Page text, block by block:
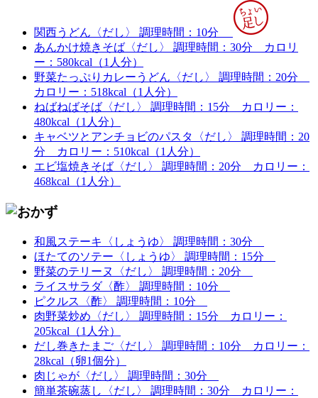
関西うどん〈だし〉
調理時間：10分
あんかけ焼きそば〈だし〉
調理時間：30分
カロリ
ー：580kcal（1人分）
野菜たっぷりカレーうどん〈だし〉
調理時間：20分
カロリー：518kcal（1人分）
ねばねばそば〈だし〉
調理時間：15分
カロリー：
480kcal（1人分）
キャベツとアンチョビのパスタ〈だし〉
調理時間：20
分
カロリー：510kcal（1人分）
エビ塩焼きそば〈だし〉
調理時間：20分
カロリー：
468kcal（1人分）
和風ステーキ〈しょうゆ〉
調理時間：30分
ほたてのソテー〈しょうゆ〉
調理時間：15分
野菜のテリーヌ〈だし〉
調理時間：20分
ライスサラダ〈酢〉
調理時間：10分
ピクルス〈酢〉
調理時間：10分
肉野菜炒め〈だし〉
調理時間：15分
カロリー：
205kcal（1人分）
だし巻きたまご〈だし〉
調理時間：10分
カロリー：
28kcal（卵1個分）
肉じゃが〈だし〉
調理時間：30分
簡単茶碗蒸し〈だし〉
調理時間：30分
カロリー：